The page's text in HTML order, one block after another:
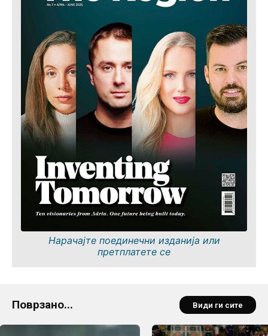
Нарачајте поединечни изданија или
претплатете се
Поврзано... Види ги сите